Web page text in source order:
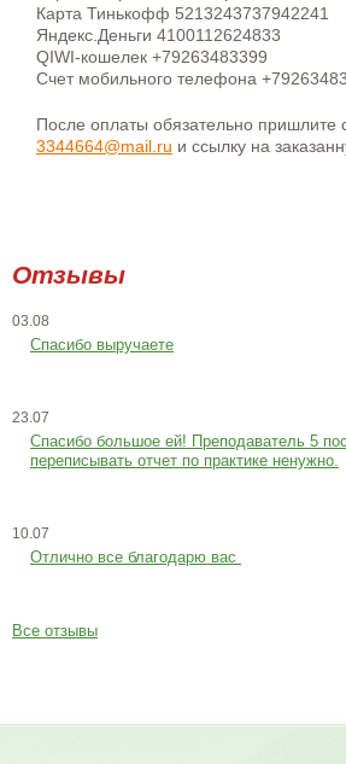
Карта Тинькофф 5213243737942241
Яндекс.Деньги 4100112624833
QIWI-кошелек +79263483399
Счет мобильного телефона
После оплаты обязательно пришлите
3344664@mail.ru и ссылку на
Отзывы
03.08
Спасибо выручаете
23.07
Cпасибо большое ей! Преподаватель 5
переписывать отчет по практике ненужно.
10.07
Отлично все благодарю вас
Все отзывы